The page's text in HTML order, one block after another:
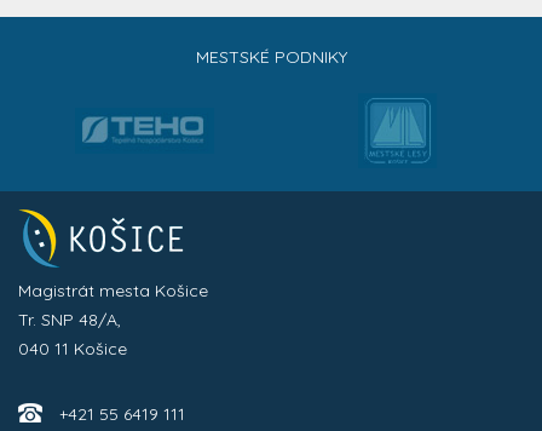
MESTSKÉ PODNIKY
Magistrát mesta Košice
Tr. SNP 48/A,
040 11 Košice
+421 55 6419 111